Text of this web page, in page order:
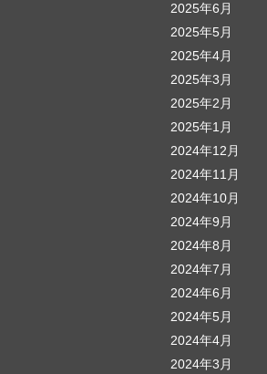
2025年6月
2025年5月
2025年4月
2025年3月
2025年2月
2025年1月
2024年12月
2024年11月
2024年10月
2024年9月
2024年8月
2024年7月
2024年6月
2024年5月
2024年4月
2024年3月